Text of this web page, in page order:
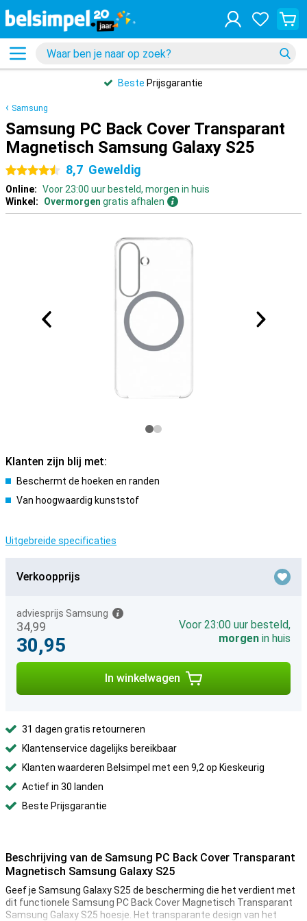
Beste Prijsgarantie
Samsung
Samsung PC Back Cover Transparant
Magnetisch Samsung Galaxy S25
4.5 sterren
8,7 Geweldig
Online: Voor 23:00 uur besteld, morgen in huis
Winkel:
Overmorgen gratis afhalen
Klanten zijn blij met:
Beschermt de hoeken en randen
Van hoogwaardig kunststof
Uitgebreide specificaties
Verkoopprijs
34,99
adviesprijs Samsung
30,95
Voor 23:00 uur besteld,
morgen in huis
In winkelwagen
31 dagen gratis retourneren
Klantenservice dagelijks bereikbaar
Klanten waarderen Belsimpel met een 9,2 op Kieskeurig
Actief in 30 landen
Beste Prijsgarantie
Beschrijving van de Samsung PC Back Cover Transparant
Magnetisch Samsung Galaxy S25
Geef je Samsung Galaxy S25 de bescherming die het verdient met
dit functionele Samsung PC Back Cover Magnetisch Transparant
Samsung Galaxy S25 hoesje. Het transparante design van het